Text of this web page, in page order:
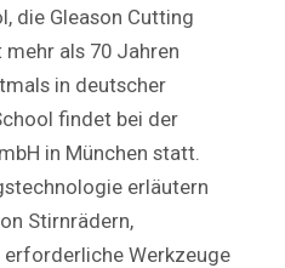
die Gleason Cutting
als 70 Jahren
in deutscher
findet bei der
in München statt.
erläutern
Stirnrädern,
Werkzeuge